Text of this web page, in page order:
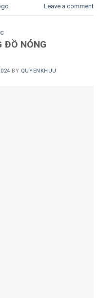
Leave a comment
ĐỒ NÓNG
BY QUYENKHUU